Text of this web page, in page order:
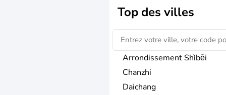
Top des villes
Arrondissement Shìběi
Chanzhi
Daichang